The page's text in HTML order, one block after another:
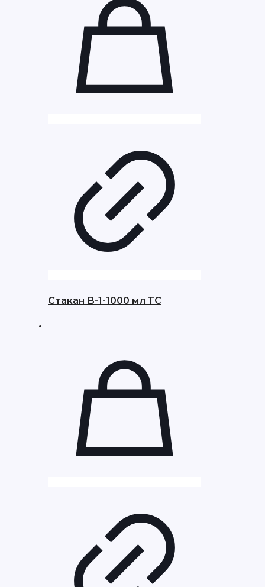
Стакан В-1-1000 мл ТС